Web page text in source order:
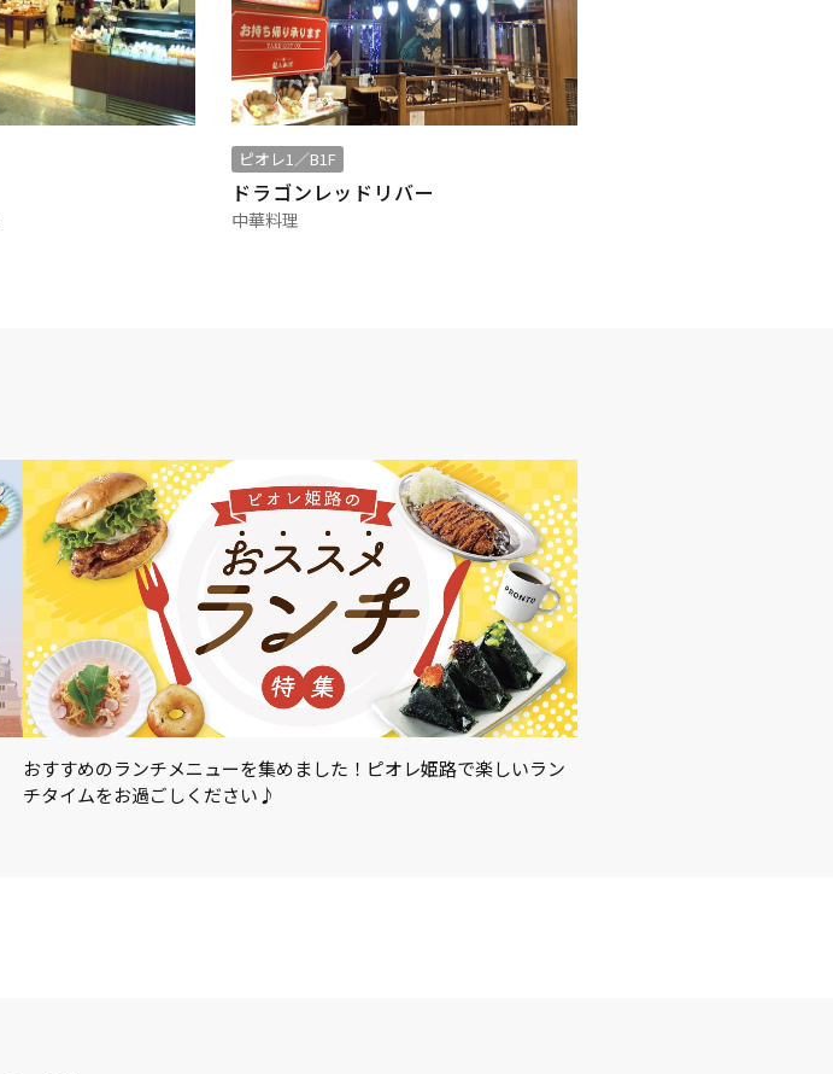
ピオレ1／B1F
ドラゴンレッドリバー
中華料理
おすすめのランチメニューを集めました！ピオレ姫路で楽しいラン
チタイムをお過ごしください♪